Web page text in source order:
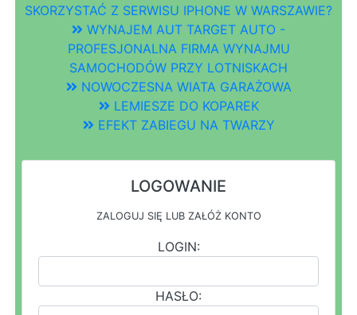
SKORZYSTAĆ Z SERWISU IPHONE W WARSZAWIE?
WYNAJEM AUT TARGET AUTO -
PROFESJONALNA FIRMA WYNAJMU
SAMOCHODÓW PRZY LOTNISKACH
NOWOCZESNA WIATA GARAŻOWA
LEMIESZE DO KOPAREK
EFEKT ZABIEGU NA TWARZY
LOGOWANIE
ZALOGUJ SIĘ LUB ZAŁÓŻ KONTO
LOGIN:
HASŁO: